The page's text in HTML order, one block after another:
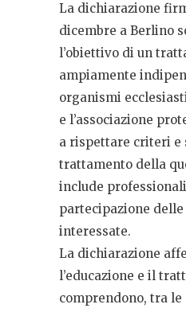
La dichiarazione
dicembre a Berlino
l’obiettivo di un
ampiamente
organismi
e l’associazione
a rispettare criteri e
trattamento della
include
partecipazione delle
interessate.
La dichiarazione
l’educazione e il
comprendono, tra le